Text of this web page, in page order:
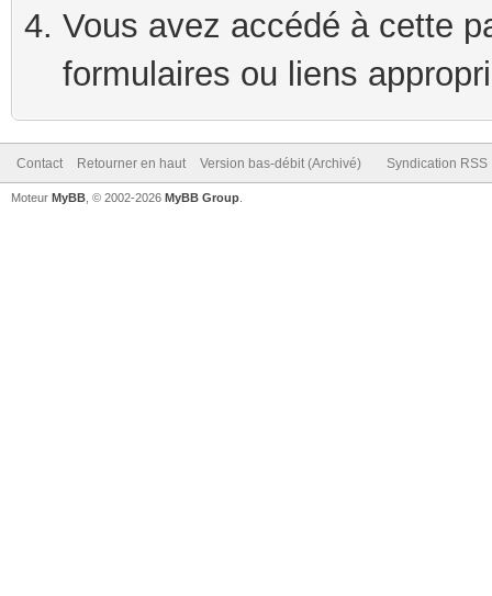
Vous avez accédé à cette
formulaires ou liens
Contact Retourner en haut Version bas-débit (Archivé) Syndication RSS
Moteur MyBB , © 2002-2026 MyBB Group